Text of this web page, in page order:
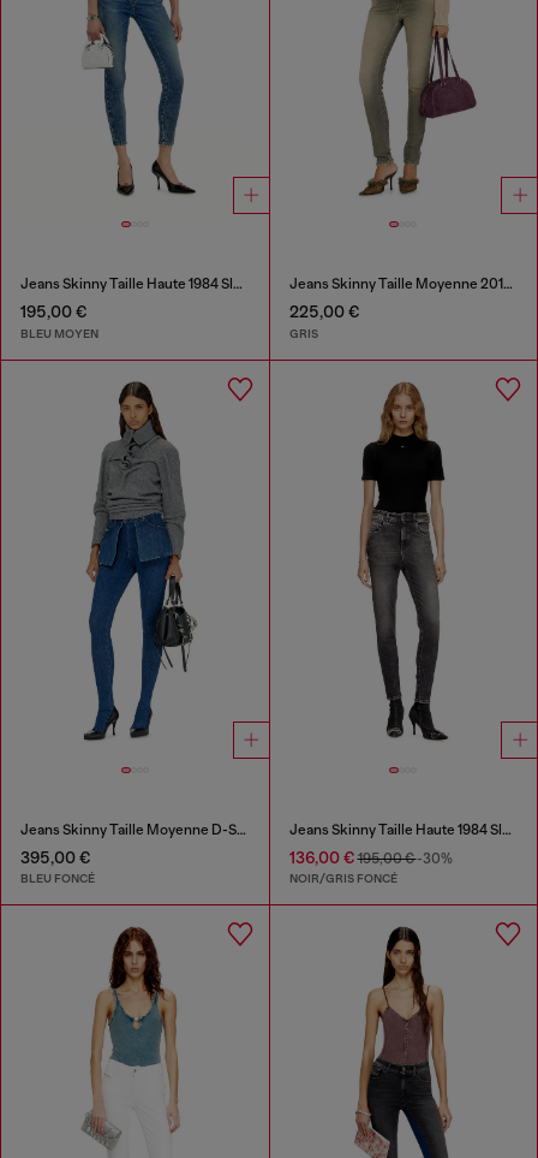
Jeans Skinny Taille Haute 1984 Slandy-High
195,00 €
BLEU MOYEN
Jeans Skinny Taille Moyenne 2017 Slandy
225,00 €
GRIS
Jeans Skinny Taille Moyenne D-Spika
395,00 €
BLEU FONCÉ
Jeans Skinny Taille Haute 1984 Slandy-High
136,00 €195,00 €-30%
NOIR/GRIS FONCÉ